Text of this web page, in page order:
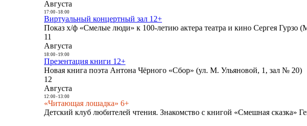
Августа
17:00- 18:00
Виртуальный концертный зал 12+
Показ х/ф «Смелые люди» к 100-летию актера театра и кино Сергея
11
Августа
18:00- 19:00
Презентация книги 12+
Новая книга поэта Антона Чёрного «Сбор» (ул. М. Ульяновой, 1, зал № 20)
12
Августа
12:00- 13:00
«Читающая лошадка» 6+
Детский клуб любителей чтения. Знакомство с книгой «Смешная сказка»